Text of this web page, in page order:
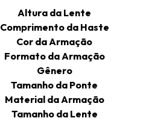
Altura da Lente
Comprimento da Haste
Cor da Armação
Formato da Armação
Gênero
Tamanho da Ponte
Material da Armação
Tamanho da Lente